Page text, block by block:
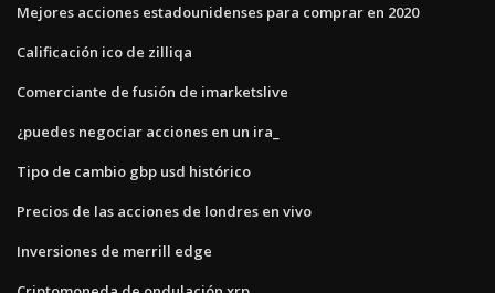
Mejores acciones estadounidenses para comprar en 2020
Calificación ico de zilliqa
Comerciante de fusión de imarketslive
¿puedes negociar acciones en un ira_
Tipo de cambio gbp usd histórico
Precios de las acciones de londres en vivo
Inversiones de merrill edge